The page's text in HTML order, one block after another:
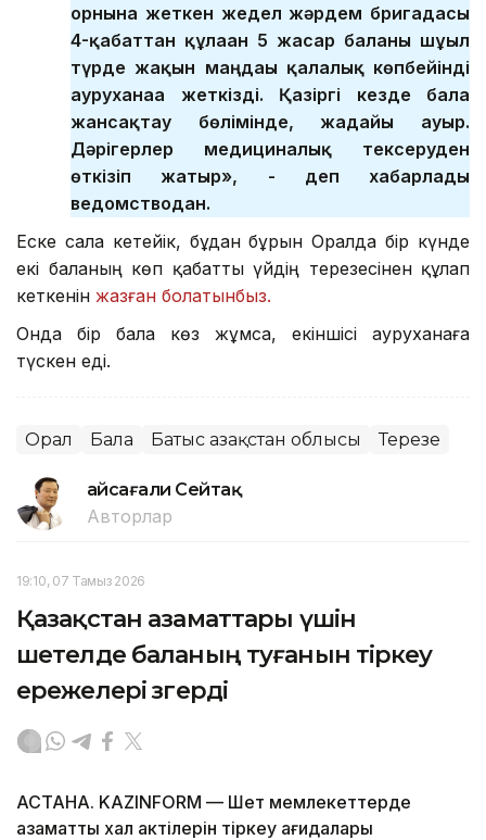
орнына жеткен жедел жәрдем бригадасы
4-қабаттан құлаған 5 жасар баланы шұғыл
түрде жақын маңдағы қалалық көпбейінді
ауруханаға жеткізді. Қазіргі кезде бала
жансақтау бөлімінде, жағдайы ауыр.
Дәрігерлер медициналық тексеруден
өткізіп жатыр», - деп хабарлады
ведомстводан.
Еске сала кетейік, бұдан бұрын Оралда бір күнде
екі баланың көп қабатты үйдің терезесінен құлап
кеткенін жазған болатынбыз.
Онда бір бала көз жұмса, екіншісі ауруханаға
түскен еді.
Орал Бала Батыс Қазақстан облысы Терезе
Ғайсағали Сейтақ
Авторлар
19:10, 07 Тамыз 2026
Қазақстан азаматтары үшін
шетелде баланың туғанын тіркеу
ережелері өзгерді
АСТАНА. KAZINFORM — Шет мемлекеттерде
азаматтық хал актілерін тіркеу қағидалары